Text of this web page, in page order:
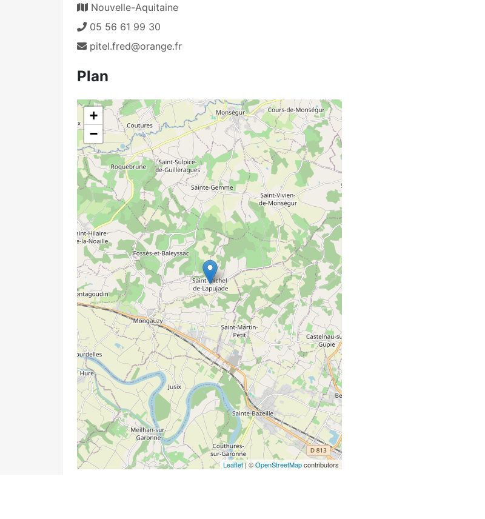
Nouvelle-Aquitaine
05 56 61 99 30
pitel.fred@orange.fr
Plan
+
−
Leaflet| ©OpenStreetMapcontributors